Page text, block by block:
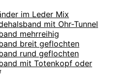
im Leder Mix
mit Ohr-Tunnel
mehrreihig
breit geflochten
rund geflochten
mit Totenkopf oder